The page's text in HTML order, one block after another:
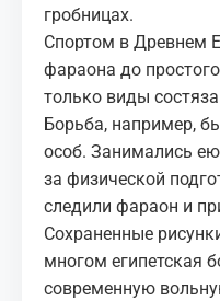
гробницах.
Спортом в Древнем
фараона до
только виды
Борьба, например,
особ. Занимались
за физической
следили фараон и
Сохраненные
многом египетская
современную